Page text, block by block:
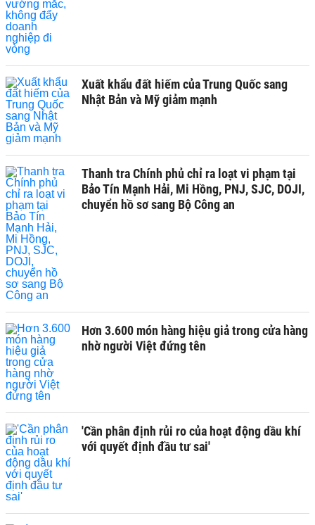
Xuất khẩu đất hiếm của Trung Quốc sang
Nhật Bản và Mỹ giảm mạnh
Thanh tra Chính phủ chỉ ra loạt vi phạm tại
Bảo Tín Mạnh Hải, Mi Hồng, PNJ, SJC, DOJI,
chuyển hồ sơ sang Bộ Công an
Hơn 3.600 món hàng hiệu giả trong cửa hàng
nhờ người Việt đứng tên
'Cần phân định rủi ro của hoạt động dầu khí
với quyết định đầu tư sai'